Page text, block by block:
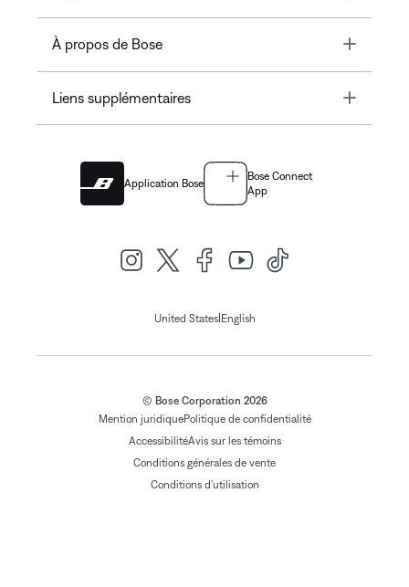
À propos de Bose Toggle
Liens supplémentaires Toggle
Application Bose
Bose Connect
App
United States| English
© Bose Corporation 2026
Mention juridiquePolitique de confidentialité
AccessibilitéAvis sur les témoins
Conditions générales de vente
Conditions d'utilisation